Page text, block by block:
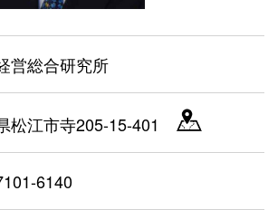
営総合研究所
松江市寺205-15-401
6140